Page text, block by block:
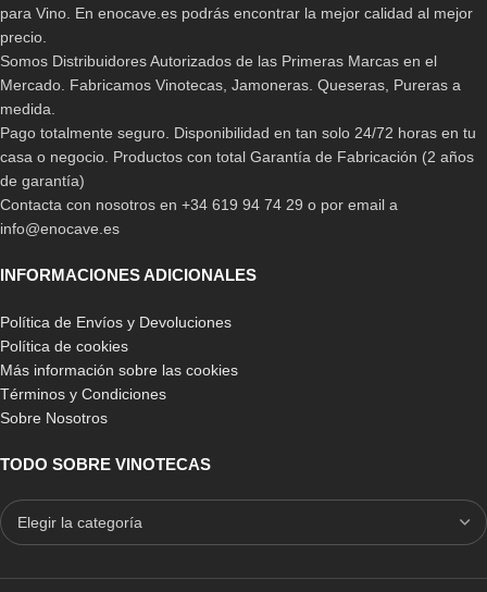
para Vino. En enocave.es podrás encontrar la mejor calidad al mejor
precio.
Somos Distribuidores Autorizados de las Primeras Marcas en el
Mercado. Fabricamos Vinotecas, Jamoneras. Queseras, Pureras a
medida.
Pago totalmente seguro. Disponibilidad en tan solo 24/72 horas en tu
casa o negocio. Productos con total Garantía de Fabricación (2 años
de garantía)
Contacta con nosotros en +34 619 94 74 29 o por email a
info@enocave.es
INFORMACIONES ADICIONALES
Política de Envíos y Devoluciones
Política de cookies
Más información sobre las cookies
Términos y Condiciones
Sobre Nosotros
TODO SOBRE VINOTECAS